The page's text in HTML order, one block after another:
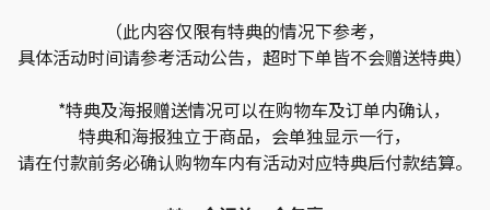
（此内容仅限有特典的情况下参考，
具体活动时间请参考活动公告，超时下单皆不会赠送特典）
*特典及海报赠送情况可以在购物车及订单内确认，
特典和海报独立于商品，会单独显示一行，
请在付款前务必确认购物车内有活动对应特典后付款结算。